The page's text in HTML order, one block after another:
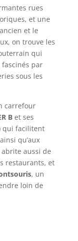
rues
et une
et le
on trouve les
qui
par
sous les
carrefour
B et ses
qui facilitent
qu’aux
aussi de
restaurants, et
, un
loin de